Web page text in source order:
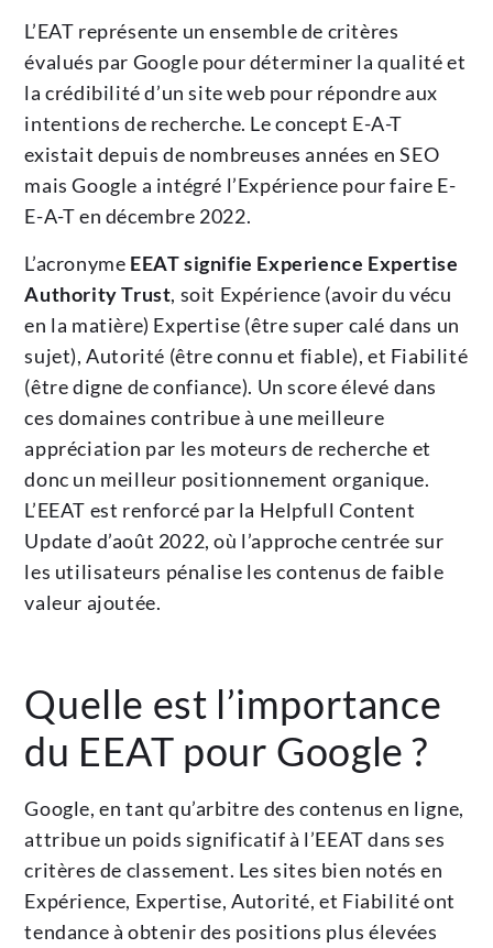
L’EAT représente un ensemble de critères
évalués par Google pour déterminer la qualité et
la crédibilité d’un site web pour répondre aux
intentions de recherche. Le concept E-A-T
existait depuis de nombreuses années en SEO
mais Google a intégré l’Expérience pour faire E-
E-A-T en décembre 2022.
L’acronyme EEAT signifie Experience Expertise
Authority Trust, soit Expérience (avoir du vécu
en la matière) Expertise (être super calé dans un
sujet), Autorité (être connu et fiable), et Fiabilité
(être digne de confiance). Un score élevé dans
ces domaines contribue à une meilleure
appréciation par les moteurs de recherche et
donc un meilleur positionnement organique.
L’EEAT est renforcé par la Helpfull Content
Update d’août 2022, où l’approche centrée sur
les utilisateurs pénalise les contenus de faible
valeur ajoutée.
Quelle est l’importance
du EEAT pour Google ?
Google, en tant qu’arbitre des contenus en ligne,
attribue un poids significatif à l’EEAT dans ses
critères de classement. Les sites bien notés en
Expérience, Expertise, Autorité, et Fiabilité ont
tendance à obtenir des positions plus élevées